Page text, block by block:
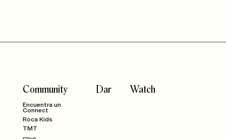
Community Dar Watch
Encuentra un
Connect
Roca Kids
TMT